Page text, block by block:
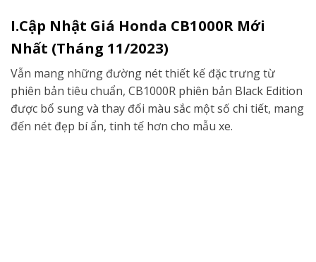
I.Cập Nhật Giá Honda CB1000R Mới
Nhất (Tháng 11/2023)
Vẫn mang những đường nét thiết kế đặc trưng từ
phiên bản tiêu chuẩn, CB1000R phiên bản Black Edition
được bổ sung và thay đổi màu sắc một số chi tiết, mang
đến nét đẹp bí ẩn, tinh tế hơn cho mẫu xe.